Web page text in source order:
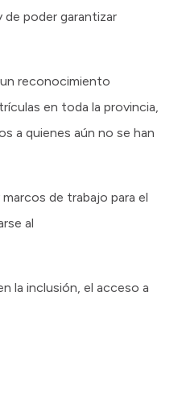
poder garantizar
reconocimiento
en toda la provincia,
a quienes aún no se han
de trabajo para el
al
la inclusión, el acceso a